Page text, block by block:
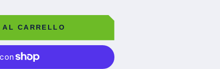
AL CARRELLO